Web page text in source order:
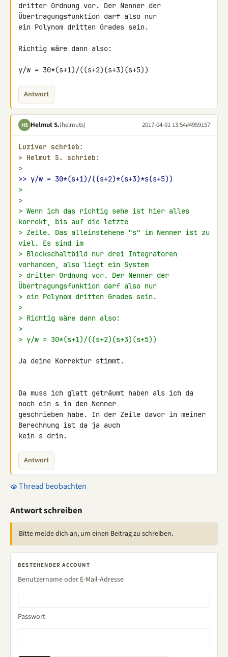
dritter Ordnung vor. Der Nenner der
Übertragungsfunktion darf also nur
ein Polynom dritten Grades sein.
Richtig wäre dann also:
y/w = 30*(s+1)/((s+2)(s+3)(s+5))
Antwort
HS Helmut S.(helmuts) 2017-04-01 13:54#4959157
Luziver schrieb:
> Helmut S. schrieb:
>
>> y/w = 30*(s+1)/((s+2)*(s+3)*s(s+5))
>
>
> Wenn ich das richtig sehe ist hier alles
korrekt, bis auf die letzte
> Zeile. Das alleinstehene "s" im Nenner ist zu
viel. Es sind im
> Blockschaltbild nur drei Integratoren
vorhanden, also liegt ein System
> dritter Ordnung vor. Der Nenner der
Übertragungsfunktion darf also nur
> ein Polynom dritten Grades sein.
>
> Richtig wäre dann also:
>
> y/w = 30*(s+1)/((s+2)(s+3)(s+5))
Ja deine Korrektur stimmt.
Da muss ich glatt geträumt haben als ich da
noch ein s in den Nenner
geschrieben habe. In der Zeile davor in meiner
Berechnung ist da ja auch
kein s drin.
Antwort
Thread beobachten
Antwort schreiben
Bitte melde dich an, um einen Beitrag zu schreiben.
BESTEHENDER ACCOUNT
Benutzername oder E-Mail-Adresse
Passwort